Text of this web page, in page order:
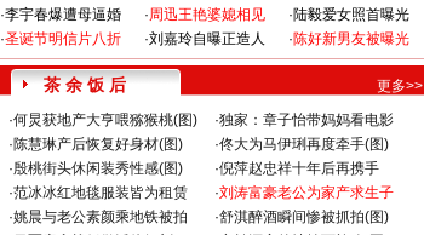
·李宇春爆遭母逼婚
·圣诞节明信片八折
·周迅王艳婆媳相见
·刘嘉玲自曝正造人
·陆毅爱女照首曝光
·陈好新男友被曝光
茶 余 饭 后
更多>>
·何炅获地产大亨喂猕猴桃(图) ·独家：章子怡带妈妈看电影
·陈慧琳产后恢复好身材(图) ·佟大为马伊琍再度牵手(图)
·殷桃街头休闲装秀性感(图) ·倪萍赵忠祥十年后再携手
·范冰冰红地毯服装皆为租赁 ·刘涛富豪老公为家产求生子
·姚晨与老公素颜乘地铁被拍 ·舒淇醉酒瞬间惨被抓拍(图)